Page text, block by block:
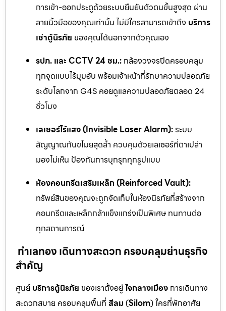
การเข้า-ออกประตูด้วยระบบยืนยันตัวตนขั้นสูงสุด ผ่าน
ลายนิ้วมือของคุณเท่านั้น ไม่มีใครสามารถเข้าถึง บริการ
เช่าตู้นิรภัย ของคุณได้นอกจากตัวคุณเอง
รปภ. และ CCTV 24 ชม.: กล้องวงจรปิดครอบคลุม
ทุกจุดแบบไร้มุมอับ พร้อมเจ้าหน้าที่รักษาความปลอดภัย
ระดับโลกจาก G4S คอยดูแลความปลอดภัยตลอด 24
ชั่วโมง
เลเซอร์ไร้แสง (Invisible Laser Alarm):ระบบ
สัญญาณกันขโมยสุดล้ำ ควบคุมด้วยเลเซอร์ที่ตาเปล่า
มองไม่เห็น ป้องกันการบุกรุกทุกรูปแบบ
ห้องคอนกรีตเสริมเหล็ก (Reinforced Vault):
ทรัพย์สินของคุณจะถูกจัดเก็บในห้องนิรภัยที่สร้างจาก
คอนกรีตและเหล็กกล้าแข็งแกร่งเป็นพิเศษ ทนทานต่อ
ทุกสถานการณ์
ทำเลทอง เดินทางสะดวก ครอบคลุมย่านธุรกิจ
สำคัญ
ศูนย์ บริการตู้นิรภัย ของเราตั้งอยู่ ใจกลางเมือง การเดินทาง
สะดวกสบาย ครอบคลุมพื้นที่ สีลม(Silom) ใครที่พักอาศัย